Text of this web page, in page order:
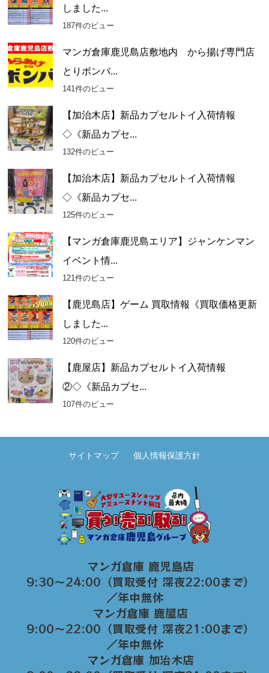
しました...
187件のビュー
マンガ倉庫鹿児島店敷地内 から揚げ専門店
とりボンバ...
141件のビュー
【加治木店】新品カプセルトイ入荷情報
◇《新品カプセ...
132件のビュー
【加治木店】新品カプセルトイ入荷情報
◇《新品カプセ...
125件のビュー
【マンガ倉庫鹿児島エリア】ジャンケンマン
イベント情...
121件のビュー
【鹿児島店】ゲーム 買取情報《買取価格更新
しました...
120件のビュー
【鹿屋店】新品カプセルトイ入荷情報
②◇《新品カプセ...
107件のビュー
サイトマップ 個人情報保護方針
マンガ倉庫 鹿児島店
9:30～24:00（買取受付 深夜22:00まで）
／年中無休
マンガ倉庫 鹿屋店
9:00～22:00（買取受付 深夜21:00まで）
／年中無休
マンガ倉庫 加治木店